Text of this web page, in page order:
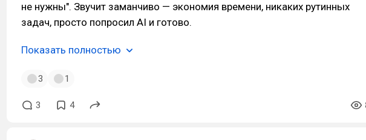
не нужны". Звучит заманчиво — экономия времени, никаких рутинных
задач, просто попросил AI и готово.
Показать полностью
3 1
3 4